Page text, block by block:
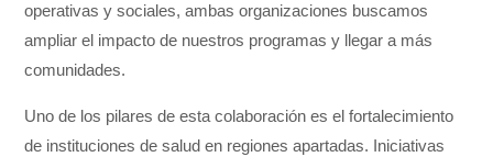
operativas y sociales, ambas organizaciones buscamos
ampliar el impacto de nuestros programas y llegar a más
comunidades.
Uno de los pilares de esta colaboración es el fortalecimiento
de instituciones de salud en regiones apartadas. Iniciativas